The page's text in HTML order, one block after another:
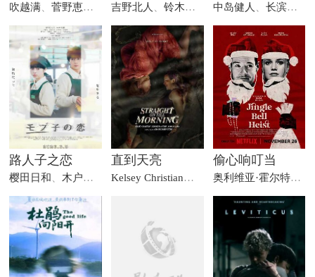
吹越满 、菅野恵、 小出惠介
吉野北人 铃木爱理 、工藤阿须加
中岛健人 长滨祢留
路人子之恋
樱田日和 木户大圣 、早濑憩
直到天亮
Kelsey Christian
、 Bonnie Jean Tyer、Maria
偷心响叮当
奥利维亚·霍尔特
、